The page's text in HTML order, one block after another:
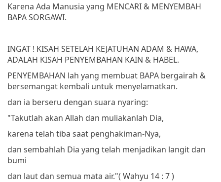
Karena Ada Manusia yang MENCARI & MENYEMBAH
BAPA SORGAWI.
INGAT ! KISAH SETELAH KEJATUHAN ADAM & HAWA,
ADALAH KISAH PENYEMBAHAN KAIN & HABEL.
PENYEMBAHAN lah yang membuat BAPA bergairah &
bersemangat kembali untuk menyelamatkan.
dan ia berseru dengan suara nyaring:
"Takutlah akan Allah dan muliakanlah Dia,
karena telah tiba saat penghakiman-Nya,
dan sembahlah Dia yang telah menjadikan langit dan
bumi
dan laut dan semua mata air."( Wahyu 14 : 7 )